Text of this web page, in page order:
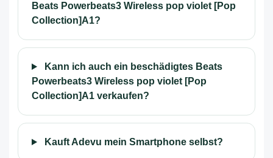
Beats Powerbeats3 Wireless pop violet [Pop
Collection]A1?
Kann ich auch ein beschädigtes Beats
Powerbeats3 Wireless pop violet [Pop
Collection]A1 verkaufen?
Kauft Adevu mein Smartphone selbst?